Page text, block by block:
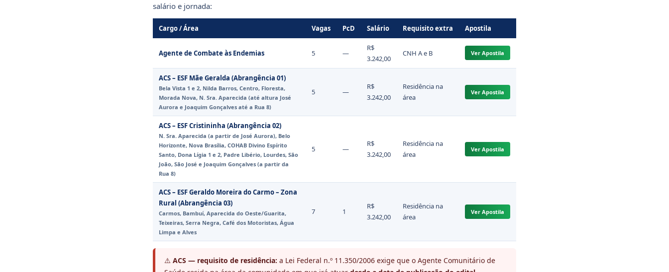
salário e jornada:
Cargo / Área Vagas PcD Salário Requisito extra Apostila
Agente de Combate às Endemias 5 —
R$
3.242,00
CNH A e B Ver Apostila
ACS – ESF Mãe Geralda (Abrangência 01)
Bela Vista 1 e 2, Nilda Barros, Centro, Floresta,
Morada Nova, N. Sra. Aparecida (até altura José
Aurora e Joaquim Gonçalves até a Rua 8)
5 —
R$
3.242,00
Residência na
área
Ver Apostila
ACS – ESF Cristininha (Abrangência 02)
N. Sra. Aparecida (a partir de José Aurora), Belo
Horizonte, Nova Brasília, COHAB Divino Espírito
Santo, Dona Lígia 1 e 2, Padre Libério, Lourdes, São
João, São José e Joaquim Gonçalves (a partir da
Rua 8)
5 —
R$
3.242,00
Residência na
área
Ver Apostila
ACS – ESF Geraldo Moreira do Carmo – Zona
Rural (Abrangência 03)
Carmos, Bambuí, Aparecida do Oeste/Guarita,
Teixeiras, Serra Negra, Café dos Motoristas, Água
Limpa e Alves
7 1
R$
3.242,00
Residência na
área
Ver Apostila
⚠️ ACS — requisito de residência: a Lei Federal n.º 11.350/2006 exige que o Agente Comunitário de